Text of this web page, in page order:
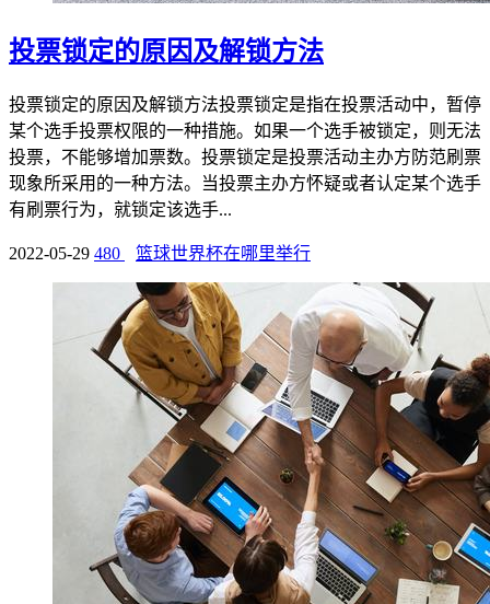
投票锁定的原因及解锁方法
投票锁定的原因及解锁方法投票锁定是指在投票活动中，暂停
某个选手投票权限的一种措施。如果一个选手被锁定，则无法
投票，不能够增加票数。投票锁定是投票活动主办方防范刷票
现象所采用的一种方法。当投票主办方怀疑或者认定某个选手
有刷票行为，就锁定该选手...
2022-05-29 480 篮球世界杯在哪里举行